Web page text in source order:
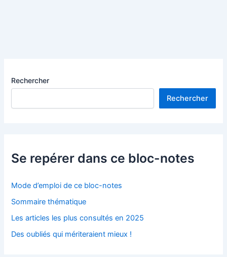
Rechercher
Rechercher
Se repérer dans ce bloc-notes
Mode d’emploi de ce bloc-notes
Sommaire thématique
Les articles les plus consultés en 2025
Des oubliés qui mériteraient mieux !